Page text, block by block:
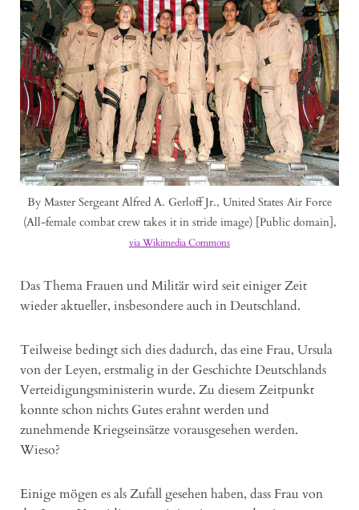
By Master Sergeant Alfred A. Gerloff Jr., United States Air Force
(All-female combat crew takes it in stride image) [Public domain],
via Wikimedia Commons
Das Thema Frauen und Militär wird seit einiger Zeit
wieder aktueller, insbesondere auch in Deutschland.
Teilweise bedingt sich dies dadurch, das eine Frau, Ursula
von der Leyen, erstmalig in der Geschichte Deutschlands
Verteidigungsministerin wurde. Zu diesem Zeitpunkt
konnte schon nichts Gutes erahnt werden und
zunehmende Kriegseinsätze vorausgesehen werden.
Wieso?
Einige mögen es als Zufall gesehen haben, dass Frau von